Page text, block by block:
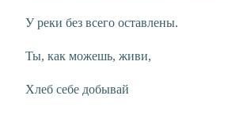
У реки без всего оставлены.
Ты, как можешь, живи,
Хлеб себе добывай